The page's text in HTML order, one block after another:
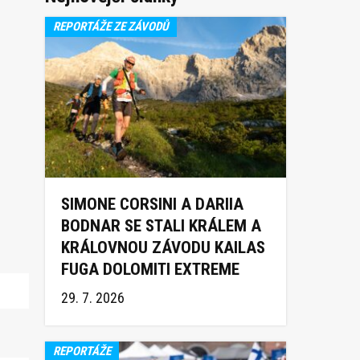
REPORTÁŽE ZE ZÁVODŮ
SIMONE CORSINI A DARIIA
BODNAR SE STALI KRÁLEM A
KRÁLOVNOU ZÁVODU KAILAS
FUGA DOLOMITI EXTREME
TRAIL 2026
29. 7. 2026
REPORTÁŽE